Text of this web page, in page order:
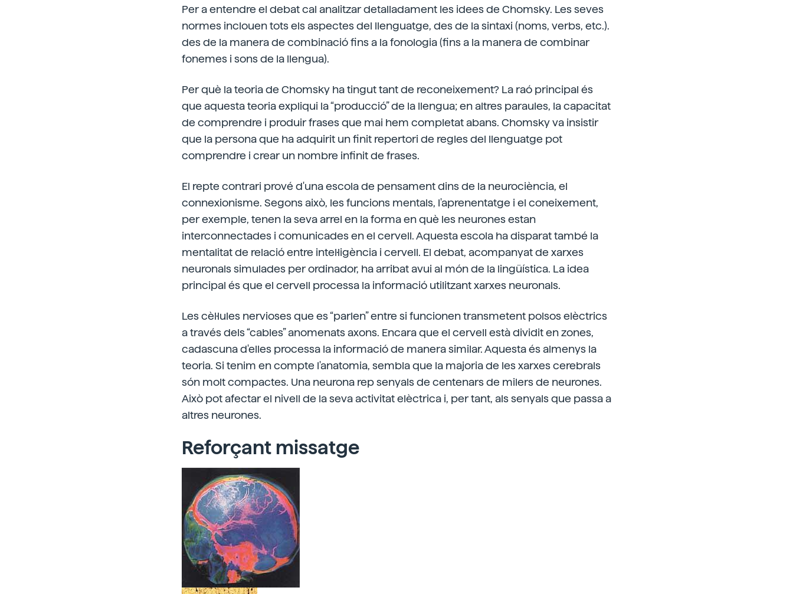
Per a entendre el debat cal analitzar detalladament les idees de Chomsky. Les seves
normes inclouen tots els aspectes del llenguatge, des de la sintaxi (noms, verbs, etc.).
des de la manera de combinació fins a la fonologia (fins a la manera de combinar
fonemes i sons de la llengua).
Per què la teoria de Chomsky ha tingut tant de reconeixement? La raó principal és
que aquesta teoria expliqui la “producció” de la llengua; en altres paraules, la capacitat
de comprendre i produir frases que mai hem completat abans. Chomsky va insistir
que la persona que ha adquirit un finit repertori de regles del llenguatge pot
comprendre i crear un nombre infinit de frases.
El repte contrari prové d'una escola de pensament dins de la neurociència, el
connexionisme. Segons això, les funcions mentals, l'aprenentatge i el coneixement,
per exemple, tenen la seva arrel en la forma en què les neurones estan
interconnectades i comunicades en el cervell. Aquesta escola ha disparat també la
mentalitat de relació entre intel·ligència i cervell. El debat, acompanyat de xarxes
neuronals simulades per ordinador, ha arribat avui al món de la lingüística. La idea
principal és que el cervell processa la informació utilitzant xarxes neuronals.
Les cèl·lules nervioses que es “parlen” entre si funcionen transmetent polsos elèctrics
a través dels “cables” anomenats axons. Encara que el cervell està dividit en zones,
cadascuna d'elles processa la informació de manera similar. Aquesta és almenys la
teoria. Si tenim en compte l'anatomia, sembla que la majoria de les xarxes cerebrals
són molt compactes. Una neurona rep senyals de centenars de milers de neurones.
Això pot afectar el nivell de la seva activitat elèctrica i, per tant, als senyals que passa a
altres neurones.
Reforçant missatge